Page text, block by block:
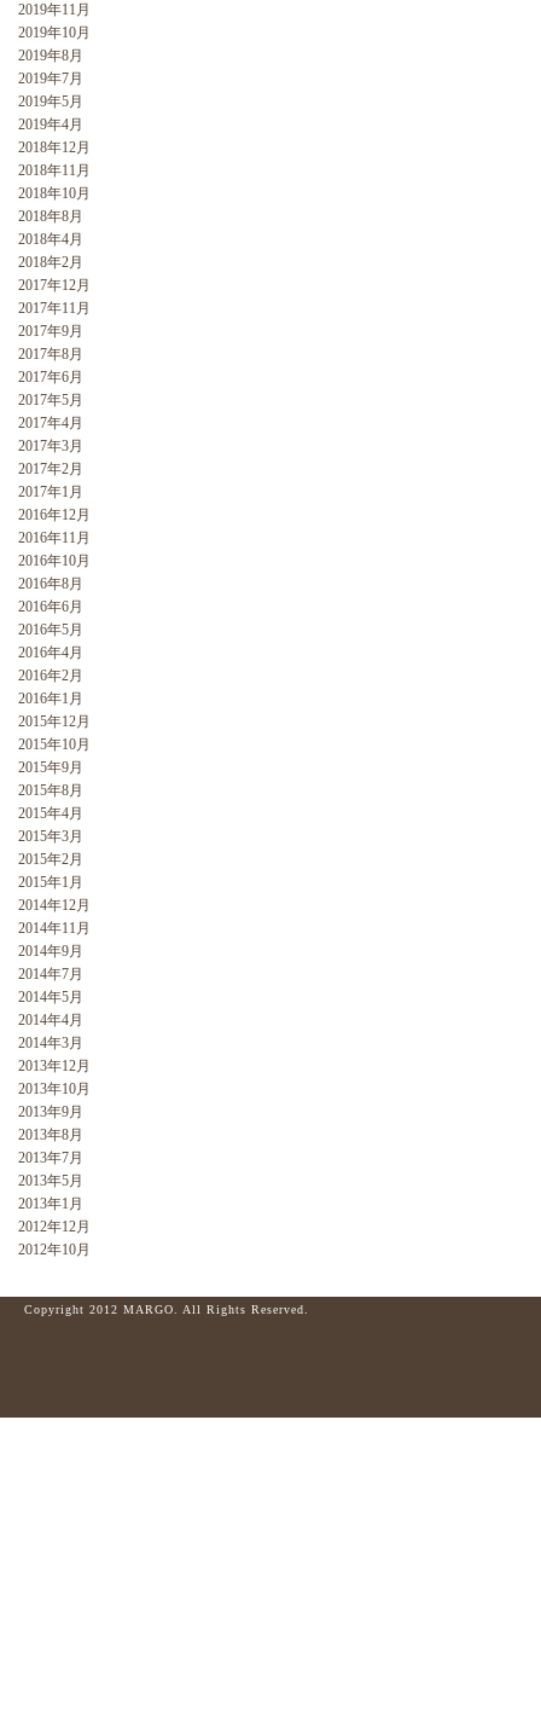
2019年11月
2019年10月
2019年8月
2019年7月
2019年5月
2019年4月
2018年12月
2018年11月
2018年10月
2018年8月
2018年4月
2018年2月
2017年12月
2017年11月
2017年9月
2017年8月
2017年6月
2017年5月
2017年4月
2017年3月
2017年2月
2017年1月
2016年12月
2016年11月
2016年10月
2016年8月
2016年6月
2016年5月
2016年4月
2016年2月
2016年1月
2015年12月
2015年10月
2015年9月
2015年8月
2015年4月
2015年3月
2015年2月
2015年1月
2014年12月
2014年11月
2014年9月
2014年7月
2014年5月
2014年4月
2014年3月
2013年12月
2013年10月
2013年9月
2013年8月
2013年7月
2013年5月
2013年1月
2012年12月
2012年10月
Copyright 2012 MARGO. All Rights Reserved.